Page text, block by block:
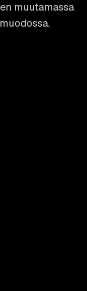
muutamassa